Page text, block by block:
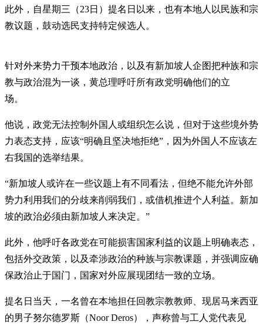
此外，自星期三（23日）提名日以来，也有本地人以民族和宗
教议题，鼓动选民支持特定候选人。
针对外来势力干预本地政治，以及有新加坡人企图把种族和宗
教与政治混为一谈，黄总理呼吁所有政党明确他们的立
场。
他说，政党无法控制外国人或组织怎么说，但对于这些境外势
力表态支持，应该“明确且坚决地拒绝”，因为外国人不应该左
右我国的选举结果。
“新加坡人或许在一些议题上有不同看法，但绝不能允许外部
势力利用我们的分歧来削弱我们，或借机推进个人利益。新加
坡的政治必须由新加坡人来决定。”
此外，他呼吁各政党在可能损害国家利益的议题上明确表态，
包括外交政策，以及牵涉政治的种族与宗教课题，并强调应确
保政治止于国门，国家对外应展现团结一致的立场。
提名日当天，一名曾在本地担任回教宗教教师、现居马来西亚
的男子努尔德罗斯（Noor Deros），声称曾与工人党代表见